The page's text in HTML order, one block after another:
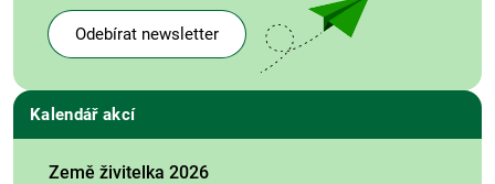
Odebírat newsletter
Kalendář akcí
Země živitelka 2026